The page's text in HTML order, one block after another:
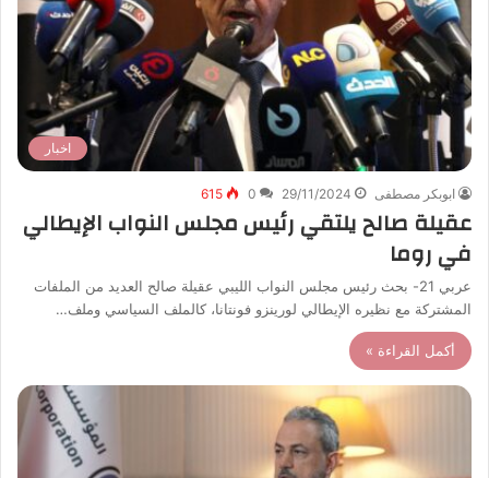
اخبار
ابوبكر مصطفى 29/11/2024
0
615
عقيلة صالح يلتقي رئيس مجلس النواب الإيطالي
في روما
عربي 21- بحث رئيس مجلس النواب الليبي عقيلة صالح العديد من الملفات
المشتركة مع نظيره الإيطالي لورينزو فونتانا، كالملف السياسي وملف…
أكمل القراءة »